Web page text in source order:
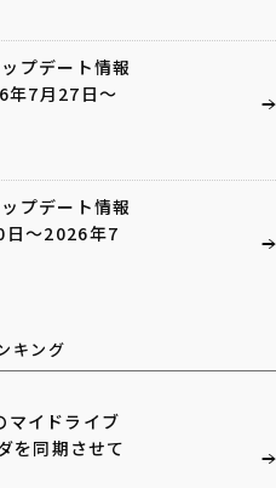
プデート情報
年7月27日〜
プデート情報
〜2026年7
キング
イドライブ
を同期させて